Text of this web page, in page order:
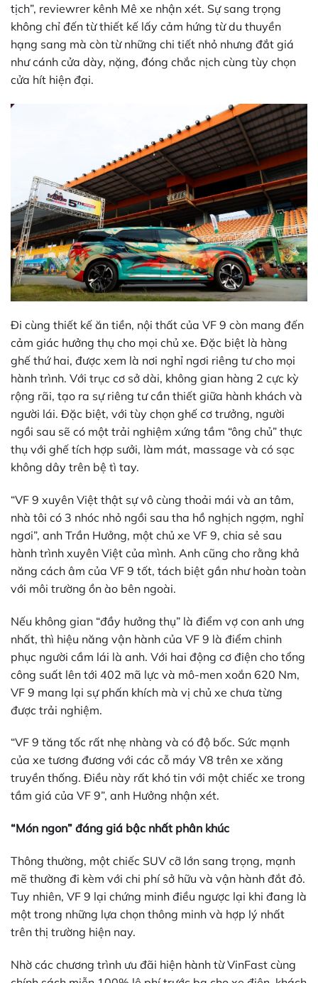
tịch”, reviewrer kênh Mê xe nhận xét. Sự sang trọng
không chỉ đến từ thiết kế lấy cảm hứng từ du thuyền
hạng sang mà còn từ những chi tiết nhỏ nhưng đắt giá
như cánh cửa dày, nặng, đóng chắc nịch cùng tùy chọn
cửa hít hiện đại.
Đi cùng thiết kế ăn tiền, nội thất của VF 9 còn mang đến
cảm giác hưởng thụ cho mọi chủ xe. Đặc biệt là hàng
ghế thứ hai, được xem là nơi nghỉ ngơi riêng tư cho mọi
hành trình. Với trục cơ sở dài, không gian hàng 2 cực kỳ
rộng rãi, tạo ra sự riêng tư cần thiết giữa hành khách và
người lái. Đặc biệt, với tùy chọn ghế cơ trưởng, người
ngồi sau sẽ có một trải nghiệm xứng tầm “ông chủ” thực
thụ với ghế tích hợp sưởi, làm mát, massage và có sạc
không dây trên bệ tì tay.
“VF 9 xuyên Việt thật sự vô cùng thoải mái và an tâm,
nhà tôi có 3 nhóc nhỏ ngồi sau tha hồ nghịch ngợm, nghỉ
ngơi”, anh Trần Hưởng, một chủ xe VF 9, chia sẻ sau
hành trình xuyên Việt của mình. Anh cũng cho rằng khả
năng cách âm của VF 9 tốt, tách biệt gần như hoàn toàn
với môi trường ồn ào bên ngoài.
Nếu không gian “đầy hưởng thụ” là điểm vợ con anh ưng
nhất, thì hiệu năng vận hành của VF 9 là điểm chinh
phục người cầm lái là anh. Với hai động cơ điện cho tổng
công suất lên tới 402 mã lực và mô-men xoắn 620 Nm,
VF 9 mang lại sự phấn khích mà vị chủ xe chưa từng
được trải nghiệm.
“VF 9 tăng tốc rất nhẹ nhàng và có độ bốc. Sức mạnh
của xe tương đương với các cỗ máy V8 trên xe xăng
truyền thống. Điều này rất khó tin với một chiếc xe trong
tầm giá của VF 9”, anh Hưởng nhận xét.
“Món ngon” đáng giá bậc nhất phân khúc
Thông thường, một chiếc SUV cỡ lớn sang trọng, mạnh
mẽ thường đi kèm với chi phí sở hữu và vận hành đắt đỏ.
Tuy nhiên, VF 9 lại chứng minh điều ngược lại khi đang là
một trong những lựa chọn thông minh và hợp lý nhất
trên thị trường hiện nay.
Nhờ các chương trình ưu đãi hiện hành từ VinFast cùng